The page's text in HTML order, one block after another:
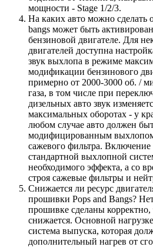
мощности - Stage 1/2/3.
На каких авто можно сделать
bangs может быть
бензиновой двигателе. Для
двигателей доступна
звук выхлопа в режиме
модификации бензинового
примерно от 2000-3000 об. /
газа, в том числе при
дизельных авто звук
максимальных оборотах - у
любом случае авто должен
модифицированным выхлопом
сажевого фильтра.
стандартной выхлопной
необходимого эффекта, а со
строя сажевые фильтры и
Снижается ли ресурс
прошивки Pops and Bangs?
прошивке сделаны корректно,
снижается. Основной
система выпуска, которая
дополнительный нагрев от